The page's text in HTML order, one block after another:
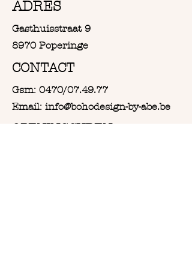
Afmeting wandklok 25,5cm
diameter
Zo is elk product echt uniek in zijn
soort
ADRES
Gasthuisstraat 9
8970 Poperinge
CONTACT
Gsm: 0470/07.49.77
Email: info@bohodesign-by-abe.be
OPENINGSUREN